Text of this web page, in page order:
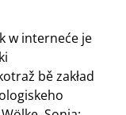
w interneće je
bě zakład